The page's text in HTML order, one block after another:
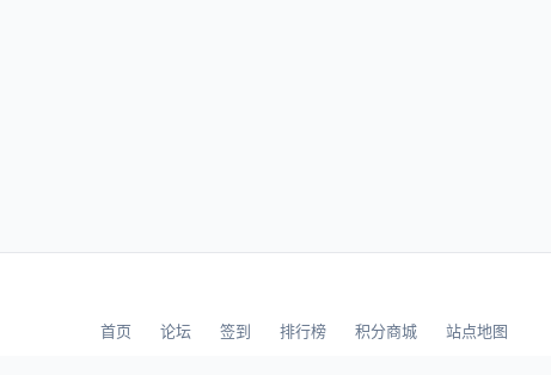
首页 论坛 签到 排行榜 积分商城 站点地图